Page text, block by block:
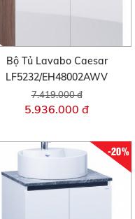
Bộ Tủ Lavabo Caesar
LF5232/EH48002AWV
7.419.000 đ
5.936.000 đ
-20%